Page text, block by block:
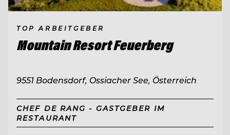
TOP ARBEITGEBER
Mountain Resort Feuerberg
9551 Bodensdorf, Ossiacher See, Österreich
CHEF DE RANG - GASTGEBER IM
RESTAURANT